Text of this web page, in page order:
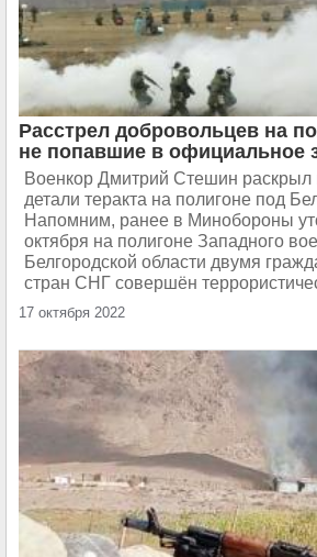
Расстрел добровольцев на
не попавшие в официальное
Военкор Дмитрий Стешин раскрыл
детали теракта на полигоне под
Напомним, ранее в Минобороны
октября на полигоне Западного
Белгородской области двумя
стран СНГ совершён
17 октября 2022